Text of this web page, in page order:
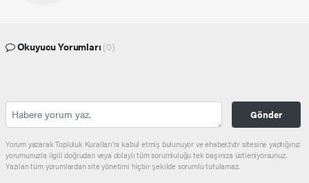
Okuyucu Yorumları (0)
Gönder
Yorum yazarak Topluluk Kuralları’nı kabul etmiş bulunuyor ve ehaber.tv.tr sitesine yaptığınız
yorumunuzla ilgili doğrudan veya dolaylı tüm sorumluluğu tek başınıza üstleniyorsunuz.
Yazılan tüm yorumlardan site yönetimi hiçbir şekilde sorumlu tutulamaz.